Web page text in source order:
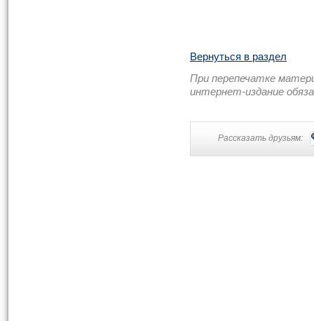
Вернуться в раздел
При перепечатке
интернет-издание
Рассказать друзьям: